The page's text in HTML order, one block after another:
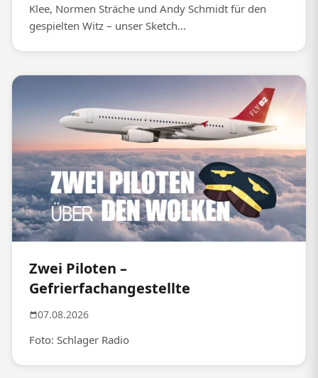
Klee, Normen Sträche und Andy Schmidt für den
gespielten Witz – unser Sketch...
Zwei Piloten –
Gefrierfachangestellte
07.08.2026
Foto: Schlager Radio